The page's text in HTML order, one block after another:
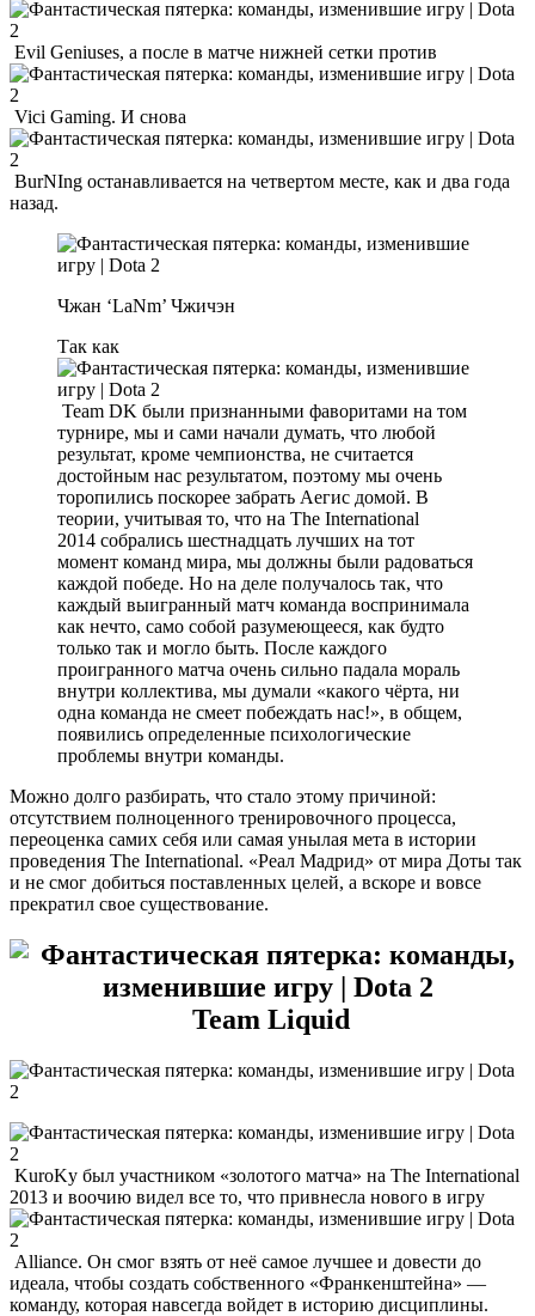
Evil Geniuses, а после в матче нижней сетки против
Vici Gaming. И снова
BurNIng останавливается на четвертом месте, как и два года
назад.
Чжан ‘LaNm’ Чжичэн
Так как
Team DK были признанными фаворитами на том
турнире, мы и сами начали думать, что любой
результат, кроме чемпионства, не считается
достойным нас результатом, поэтому мы очень
торопились поскорее забрать Аегис домой. В
теории, учитывая то, что на The International
2014 собрались шестнадцать лучших на тот
момент команд мира, мы должны были радоваться
каждой победе. Но на деле получалось так, что
каждый выигранный матч команда воспринимала
как нечто, само собой разумеющееся, как будто
только так и могло быть. После каждого
проигранного матча очень сильно падала мораль
внутри коллектива, мы думали «какого чёрта, ни
одна команда не смеет побеждать нас!», в общем,
появились определенные психологические
проблемы внутри команды.
Можно долго разбирать, что стало этому причиной:
отсутствием полноценного тренировочного процесса,
переоценка самих себя или самая унылая мета в истории
проведения The International. «Реал Мадрид» от мира Доты так
и не смог добиться поставленных целей, а вскоре и вовсе
прекратил свое существование.
Team Liquid
KuroKy был участником «золотого матча» на The International
2013 и воочию видел все то, что привнесла нового в игру
Alliance. Он смог взять от неё самое лучшее и довести до
идеала, чтобы создать собственного «Франкенштейна» —
команду, которая навсегда войдет в историю дисциплины.